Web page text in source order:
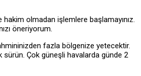
hakim olmadan işlemlere başlamayınız.
öneriyorum.
fazla bölgenize yetecektir.
Çok güneşli havalarda günde 2